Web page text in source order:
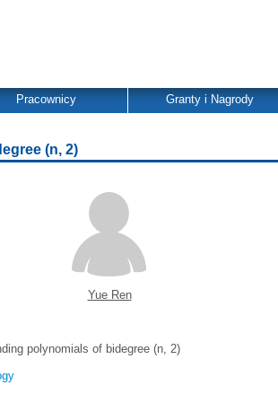
Pracownicy Granty i Nagrody
(n, 2)
Yue Ren
polynomials of bidegree (n, 2)